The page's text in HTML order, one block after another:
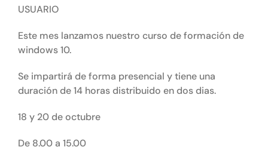
USUARIO
Este mes lanzamos nuestro curso de formación de
windows 10.
Se impartirá de forma presencial y tiene una
duración de 14 horas distribuido en dos dias.
18 y 20 de octubre
De 8.00 a 15.00